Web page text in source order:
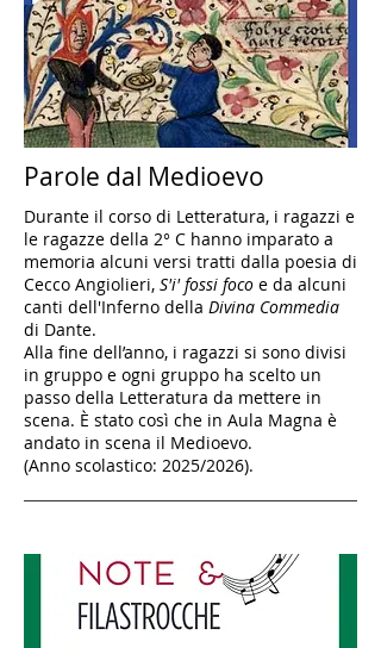
Parole dal Medioevo
Durante il corso di Letteratura, i ragazzi e
le ragazze della 2° C hanno imparato a
memoria alcuni versi tratti dalla poesia di
Cecco Angiolieri, S'i' fossi foco e da alcuni
canti dell'Inferno della Divina Commedia
di Dante.
Alla fine dell’anno, i ragazzi si sono divisi
in gruppo e ogni gruppo ha scelto un
passo della Letteratura da mettere in
scena. È stato così che in Aula Magna è
andato in scena il Medioevo.
(Anno scolastico: 2025/2026).